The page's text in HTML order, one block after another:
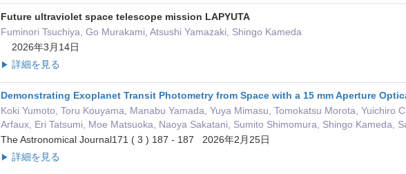
Future ultraviolet space telescope mission LAPYUTA
Fuminori Tsuchiya, Go Murakami, Atsushi Yamazaki, Shingo Kameda
2026年3月14日
▶ 詳細を見る
Demonstrating Exoplanet Transit Photometry from Space with a 15 mm Aperture
Koki Yumoto, Toru Kouyama, Manabu Yamada, Yuya Mimasu, Tomokatsu Morota, Yuichiro
Arfaux, Eri Tatsumi, Moe Matsuoka, Naoya Sakatani, Sumito Shimomura, Shingo Kameda,
The Astronomical Journal171 ( 3 ) 187 - 187 2026年2月25日
▶ 詳細を見る